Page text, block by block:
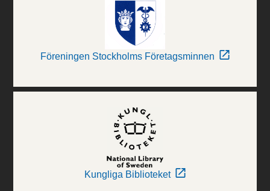
Föreningen Stockholms Företagsminnen
Kungliga Biblioteket